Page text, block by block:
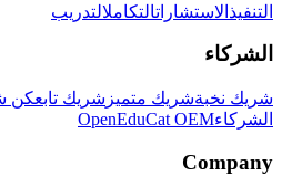
التنفيذ الاستشاراتالتكاملالتدريب
الشركاء
شريك نخبةشريك متميز شريك تابعكن
الشركاءOpenEduCat OEM
Company